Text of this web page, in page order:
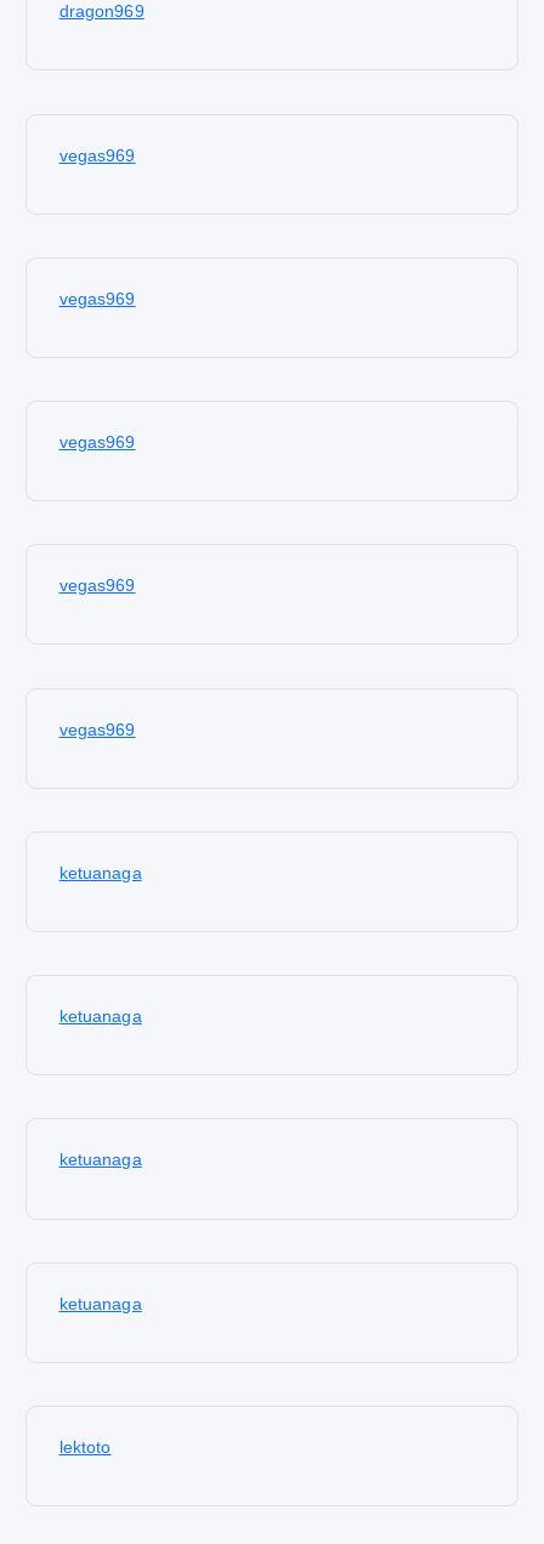
dragon969
vegas969
vegas969
vegas969
vegas969
vegas969
ketuanaga
ketuanaga
ketuanaga
ketuanaga
lektoto